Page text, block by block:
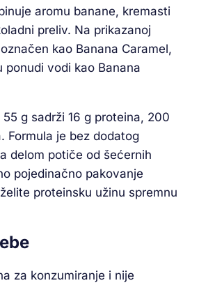
aromu banane, kremasti
preliv. Na prikazanoj
kao Banana Caramel,
ponudi vodi kao Banana
g sadrži 16 g proteina, 200
Formula je bez dodatog
delom potiče od šećernih
pojedinačno pakovanje
proteinsku užinu spremnu
za konzumiranje i nije